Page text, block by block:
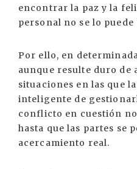
encontrar la paz y la
personal no se lo
Por ello, en
aunque resulte duro de
situaciones en las que
inteligente de
conflicto en cuestión
hasta que las partes se
acercamiento real.